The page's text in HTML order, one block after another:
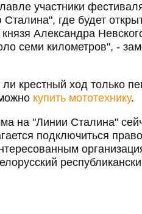
участники
где будет
князя Александра
семи километров", -
крестный ход только
купить мототехнику.
на "Линии Сталина"
подключиться